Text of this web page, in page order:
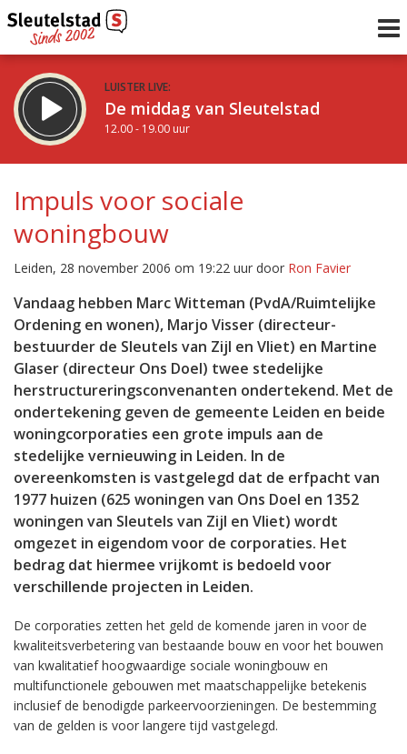
LUISTER LIVE:
De middag van Sleutelstad
12.00 - 19.00 uur
De avond van Sleutelstad
19.00 - 22.00 uur
Vorig uur
Inklappen
Impuls voor sociale
woningbouw
Leiden, 28 november 2006 om 19:22 uur door Ron Favier
Vandaag hebben Marc Witteman (PvdA/Ruimtelijke
Ordening en wonen), Marjo Visser (directeur-
bestuurder de Sleutels van Zijl en Vliet) en Martine
Glaser (directeur Ons Doel) twee stedelijke
herstructureringsconvenanten ondertekend. Met de
ondertekening geven de gemeente Leiden en beide
woningcorporaties een grote impuls aan de
stedelijke vernieuwing in Leiden. In de
overeenkomsten is vastgelegd dat de erfpacht van
1977 huizen (625 woningen van Ons Doel en 1352
woningen van Sleutels van Zijl en Vliet) wordt
omgezet in eigendom voor de corporaties. Het
bedrag dat hiermee vrijkomt is bedoeld voor
verschillende projecten in Leiden.
De corporaties zetten het geld de komende jaren in voor de
kwaliteitsverbetering van bestaande bouw en voor het bouwen
van kwalitatief hoogwaardige sociale woningbouw en
multifunctionele gebouwen met maatschappelijke betekenis
inclusief de benodigde parkeervoorzieningen. De bestemming
van de gelden is voor langere tijd vastgelegd.